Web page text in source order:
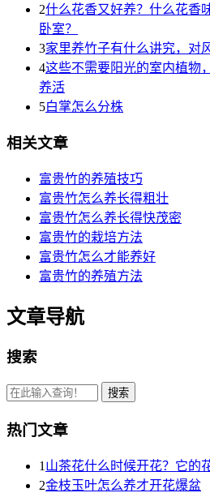
2什么花香又好养？什么花香
卧室？
3家里养竹子有什么讲究，对
4这些不需要阳光的室内植物
养活
5白掌怎么分株
相关文章
富贵竹的养殖技巧
富贵竹怎么养长得粗壮
富贵竹怎么养长得快茂密
富贵竹的栽培方法
富贵竹怎么才能养好
富贵竹的养殖方法
文章导航
搜索
热门文章
1 山茶花什么时候开花？它的
2金枝玉叶怎么养才开花爆盆